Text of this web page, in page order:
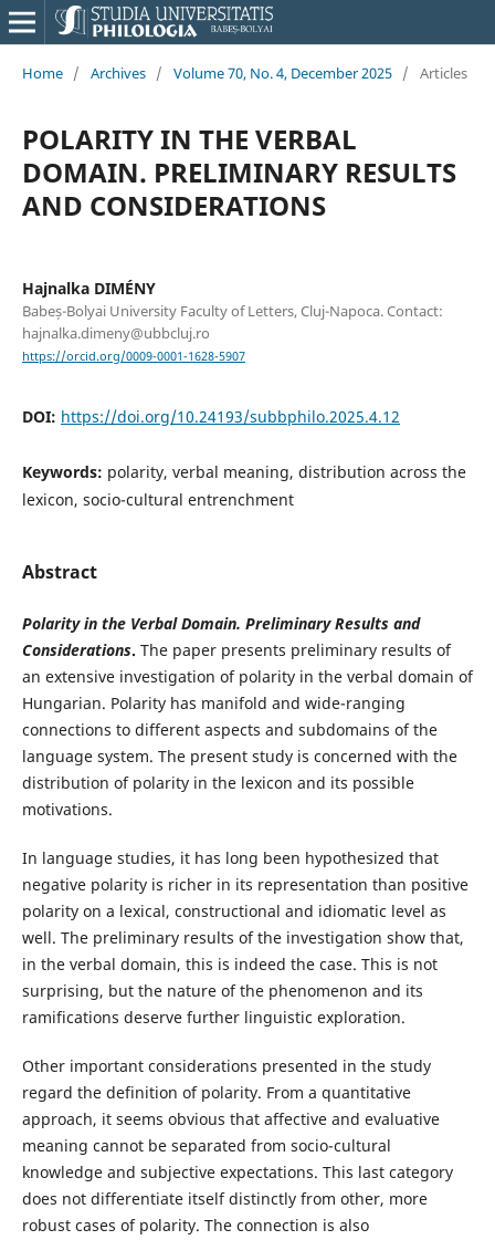
Home / Archives / Volume 70, No. 4, December 2025 / Articles
POLARITY IN THE VERBAL
DOMAIN. PRELIMINARY RESULTS
AND CONSIDERATIONS
Hajnalka DIMÉNY
Babeș-Bolyai University Faculty of Letters, Cluj-Napoca. Contact:
hajnalka.dimeny@ubbcluj.ro
https://orcid.org/0009-0001-1628-5907
DOI: https://doi.org/10.24193/subbphilo.2025.4.12
Keywords: polarity, verbal meaning, distribution across the
lexicon, socio-cultural entrenchment
Abstract
Polarity in the Verbal Domain. Preliminary Results and
Considerations. The paper presents preliminary results of
an extensive investigation of polarity in the verbal domain of
Hungarian. Polarity has manifold and wide-ranging
connections to different aspects and subdomains of the
language system. The present study is concerned with the
distribution of polarity in the lexicon and its possible
motivations.
In language studies, it has long been hypothesized that
negative polarity is richer in its representation than positive
polarity on a lexical, constructional and idiomatic level as
well. The preliminary results of the investigation show that,
in the verbal domain, this is indeed the case. This is not
surprising, but the nature of the phenomenon and its
ramifications deserve further linguistic exploration.
Other important considerations presented in the study
regard the definition of polarity. From a quantitative
approach, it seems obvious that affective and evaluative
meaning cannot be separated from socio-cultural
knowledge and subjective expectations. This last category
does not differentiate itself distinctly from other, more
robust cases of polarity. The connection is also